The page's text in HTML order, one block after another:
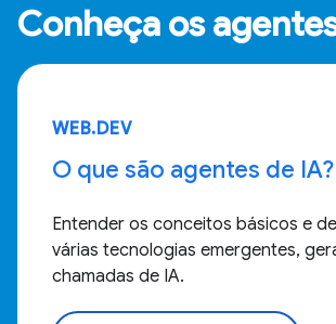
Conheça os
WEB.DEV
O que são agentes de IA?
Entender os conceitos básicos e
várias tecnologias emergentes,
chamadas de IA.